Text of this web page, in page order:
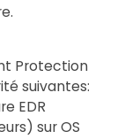
Protection
suivantes:
EDR
sur OS